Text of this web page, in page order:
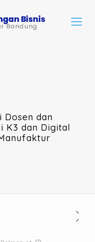
Dosen dan
K3 dan Digital